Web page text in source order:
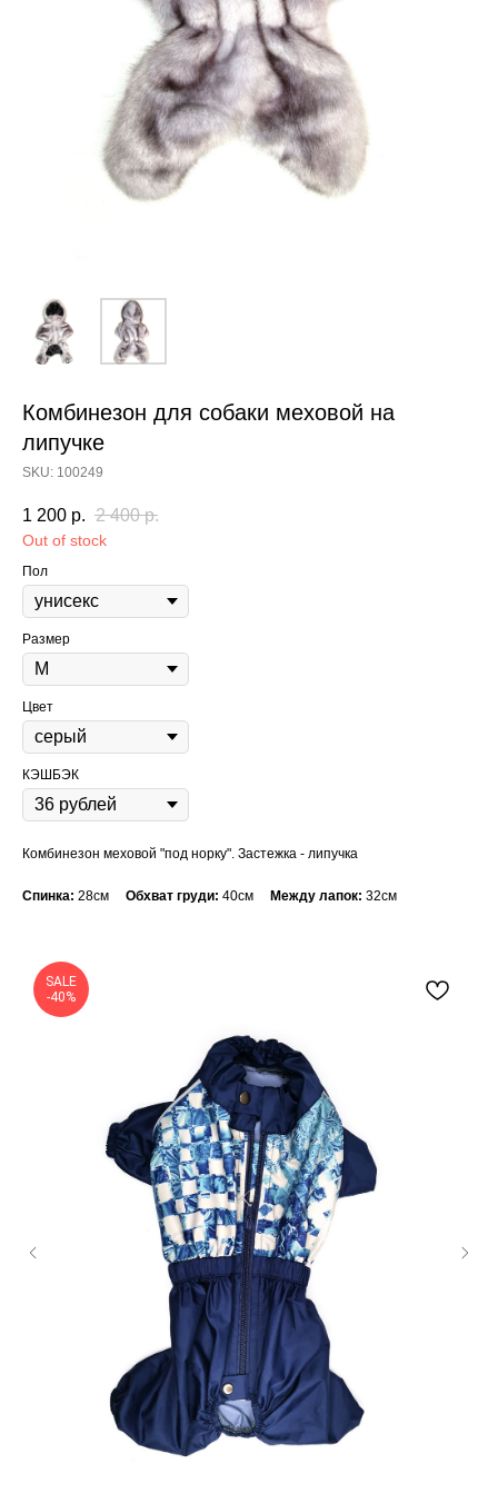
Комбинезон для собаки меховой на
липучке
SKU: 100249
1 200 р. 2 400 р.
Out of stock
Пол
Размер
Цвет
КЭШБЭК
Комбинезон меховой "под норку". Застежка - липучка
Спинка: 28см Обхват груди: 40см Между лапок: 32см
SALE
-40%
Content Oriented Web
Make great presentations, longreads, and landing pages, as well as photo
stories, blogs, lookbooks, and all other kinds of content oriented projects.